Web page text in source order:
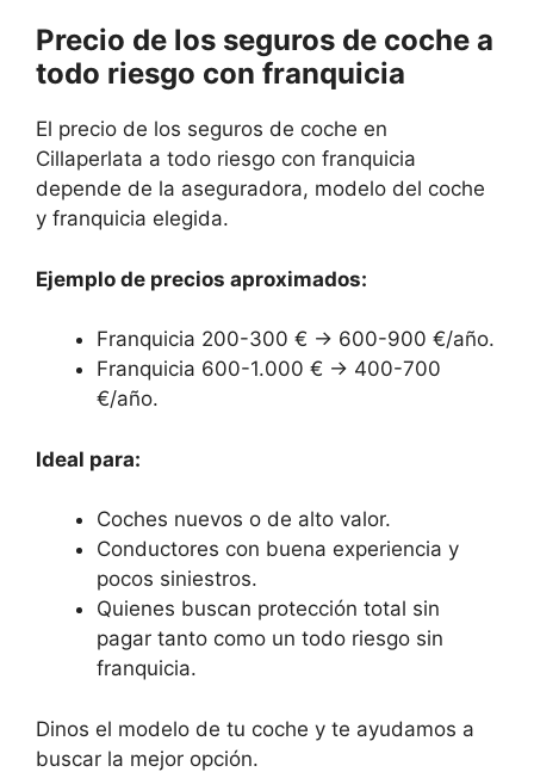
Precio de los seguros de coche a
todo riesgo con franquicia
El precio de los seguros de coche en
Cillaperlata a todo riesgo con franquicia
depende de la aseguradora, modelo del coche
y franquicia elegida.
Ejemplo de precios aproximados:
Franquicia 200-300 € → 600-900 €/año.
Franquicia 600-1.000 € → 400-700
€/año.
Ideal para:
Coches nuevos o de alto valor.
Conductores con buena experiencia y
pocos siniestros.
Quienes buscan protección total sin
pagar tanto como un todo riesgo sin
franquicia.
Dinos el modelo de tu coche y te ayudamos a
buscar la mejor opción.